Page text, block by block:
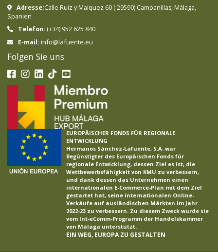
Adresse:Calle Ruiz y Maiquez 60 (29590) Campanillas, Málaga,
Spanien
Telefon: (+34) 952 625 840
E-mail: info@lafuente.eu
Folgen Sie uns
EUROPÄISCHER FONDS FÜR REGIONALE
ENTWICKLUNG
Hermanos Sánchez-Lafuente, S.A. war
Begünstigter des Europäischen Fonds für
regionale Entwicklung, dessen Ziel es ist, die
Wettbewerbsfähigkeit von KMU zu verbessern,
und dank dessen das Unternehmen einen
internationalen E-Commerce-Plan mit dem Ziel
gestartet hat, seine internationalen Online-
Verkäufe auf ausländischen Märkten im Jahr
2022-23 zu verbessern. Zu diesem Zweck wurde sie
vom Int-eComm-Programm der Handelskammer
von Málaga unterstützt.
EIN WEG, EUROPA ZU GESTALTEN